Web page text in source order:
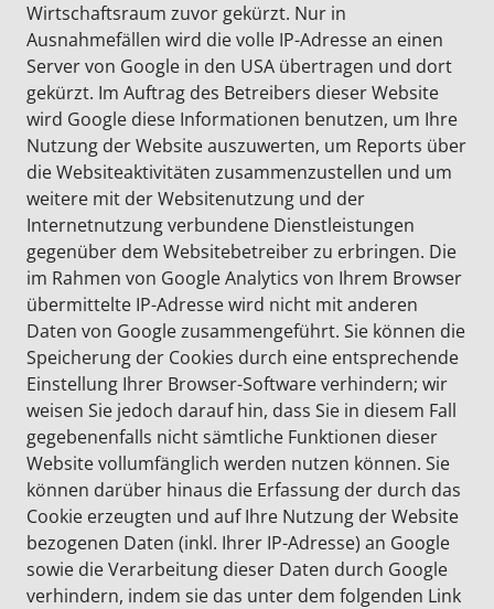
Wirtschaftsraum zuvor gekürzt. Nur in
Ausnahmefällen wird die volle IP-Adresse an einen
Server von Google in den USA übertragen und dort
gekürzt. Im Auftrag des Betreibers dieser Website
wird Google diese Informationen benutzen, um Ihre
Nutzung der Website auszuwerten, um Reports über
die Websiteaktivitäten zusammenzustellen und um
weitere mit der Websitenutzung und der
Internetnutzung verbundene Dienstleistungen
gegenüber dem Websitebetreiber zu erbringen. Die
im Rahmen von Google Analytics von Ihrem Browser
übermittelte IP-Adresse wird nicht mit anderen
Daten von Google zusammengeführt. Sie können die
Speicherung der Cookies durch eine entsprechende
Einstellung Ihrer Browser-Software verhindern; wir
weisen Sie jedoch darauf hin, dass Sie in diesem Fall
gegebenenfalls nicht sämtliche Funktionen dieser
Website vollumfänglich werden nutzen können. Sie
können darüber hinaus die Erfassung der durch das
Cookie erzeugten und auf Ihre Nutzung der Website
bezogenen Daten (inkl. Ihrer IP-Adresse) an Google
sowie die Verarbeitung dieser Daten durch Google
verhindern, indem sie das unter dem folgenden Link